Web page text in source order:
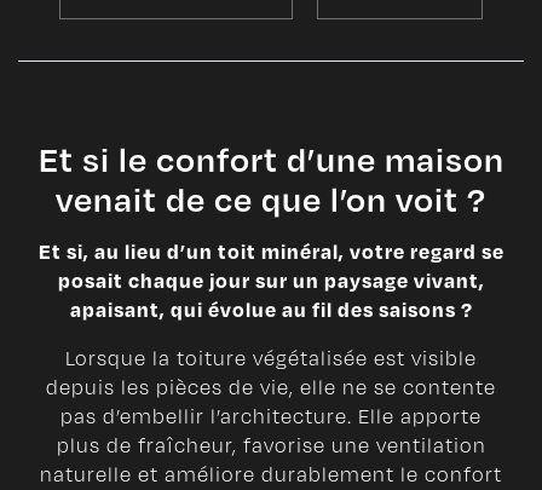
Et si le confort d’une maison
venait de ce que l’on voit ?
Et si, au lieu d’un toit minéral, votre regard se
posait chaque jour sur un paysage vivant,
apaisant, qui évolue au fil des saisons ?
Lorsque la toiture végétalisée est visible
depuis les pièces de vie, elle ne se contente
pas d’embellir l’architecture. Elle apporte
plus de fraîcheur, favorise une ventilation
naturelle et améliore durablement le confort